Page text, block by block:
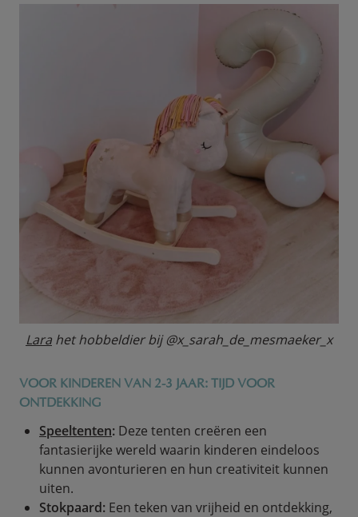
Lara het hobbeldier bij @x_sarah_de_mesmaeker_x
VOOR KINDEREN VAN 2-3 JAAR: TIJD VOOR
ONTDEKKING
Speeltenten: Deze tenten creëren een
fantasierijke wereld waarin kinderen eindeloos
kunnen avonturieren en hun creativiteit kunnen
uiten.
Stokpaard: Een teken van vrijheid en ontdekking,